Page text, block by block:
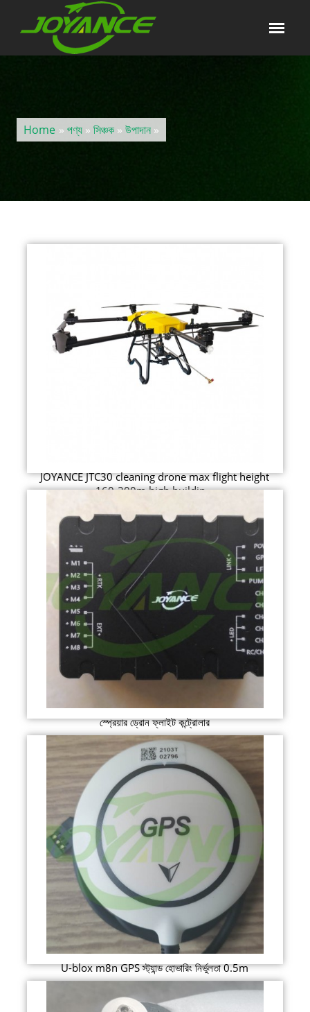
Home » পণ্য» সিঞ্চক» উপাদান»
JOYANCE JTC30 cleaning drone max flight height
160-200m high buildin...
স্প্রেয়ার ড্রোন ফ্লাইট কন্ট্রোলার
U-blox m8n GPS স্ট্যান্ড হোভারিং নির্ভুলতা 0.5m